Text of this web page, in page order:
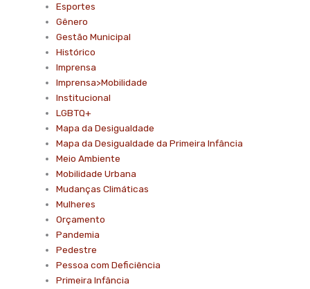
Esportes
Gênero
Gestão Municipal
Histórico
Imprensa
Imprensa>Mobilidade
Institucional
LGBTQ+
Mapa da Desigualdade
Mapa da Desigualdade da Primeira Infância
Meio Ambiente
Mobilidade Urbana
Mudanças Climáticas
Mulheres
Orçamento
Pandemia
Pedestre
Pessoa com Deficiência
Primeira Infância